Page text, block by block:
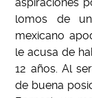
aspiraciones
lomos de
mexicano
le acusa de
12 años. Al
de buena